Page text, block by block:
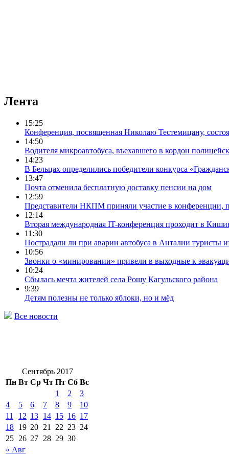
Лента
15:25
Конференция, посвященная Николаю Тестемицану,
14:50
Водителя микроавтобуса, въехавшего в кордон
14:23
В Бельцах определились победители конкурса
13:47
Почта отменила бесплатную доставку пенсии на дом
12:59
Представители НКПМ приняли участие в конференции,
12:14
Вторая международная IT-конференция проходит в
11:30
Пострадали ли при аварии автобуса в Анталии туристы
10:56
Звонки о «минировании» привели в выходные к
10:24
Сбылась мечта жителей села Рошу Кагульского района
9:39
Детям полезны не только яблоки, но и мёд
Все новости
Сентябрь 2017
Пн Вт Ср Чт Пт Сб Вс
« Авг
1 2
3
4
5 6 7 8 9
10
11
12 13 14 15 16 17
18 19 20 21 22 23 24
25 26 27 28 29 30